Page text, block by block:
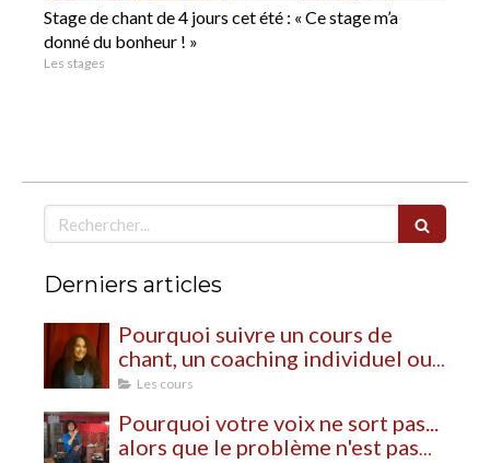
Stage de chant de 4 jours cet été : « Ce stage m’a
donné du bonheur ! »
Les stages
Rechercher
Derniers articles
Pourquoi suivre un cours de
chant, un coaching individuel ou
un stage de chant ?
Les cours
Pourquoi votre voix ne sort pas...
alors que le problème n'est pas